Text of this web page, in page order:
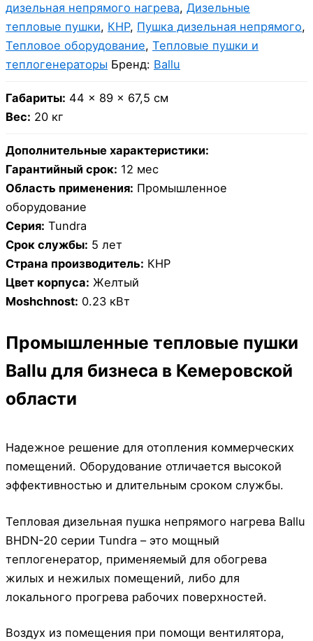
дизельная непрямого нагрева, Дизельные
тепловые пушки, КНР, Пушка дизельная непрямого,
Тепловое оборудование, Тепловые пушки и
теплогенераторы Бренд: Ballu
Габариты: 44 × 89 × 67,5 см
Вес: 20 кг
Дополнительные характеристики:
Гарантийный срок: 12 мес
Область применения: Промышленное
оборудование
Серия: Tundra
Срок службы: 5 лет
Страна производитель: КНР
Цвет корпуса: Желтый
Moshchnost: 0.23 кВт
Промышленные тепловые пушки
Ballu для бизнеса в Кемеровской
области
Надежное решение для отопления коммерческих
помещений. Оборудование отличается высокой
эффективностью и длительным сроком службы.
Тепловая дизельная пушка непрямого нагрева Ballu
BHDN-20 серии Tundra – это мощный
теплогенератор, применяемый для обогрева
жилых и нежилых помещений, либо для
локального прогрева рабочих поверхностей.
Воздух из помещения при помощи вентилятора,